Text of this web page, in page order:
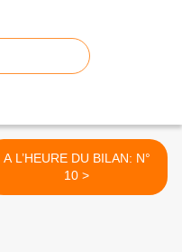
A L’HEURE DU BILAN: N°
10 >